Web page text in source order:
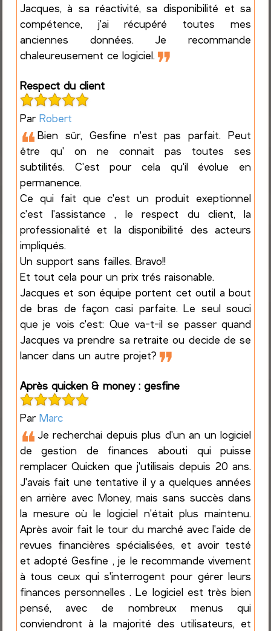
Jacques, à sa réactivité, sa disponibilité et sa
compétence, j'ai récupéré toutes mes
anciennes données. Je recommande
chaleureusement ce logiciel. ❞
Respect du client
Par Robert
❝Bien sûr, Gesfine n'est pas parfait. Peut
être qu' on ne connait pas toutes ses
subtilités. C'est pour cela qu'il évolue en
permanence.
Ce qui fait que c'est un produit exeptionnel
c'est l'assistance , le respect du client, la
professionalité et la disponibilité des acteurs
impliqués.
Un support sans failles. Bravo!!
Et tout cela pour un prix trés raisonable.
Jacques et son équipe portent cet outil a bout
de bras de façon casi parfaite. Le seul souci
que je vois c'est: Que va-t-il se passer quand
Jacques va prendre sa retraite ou decide de se
lancer dans un autre projet? ❞
Après quicken & money : gesfine
Par Marc
❝ Je recherchai depuis plus d'un an un logiciel
de gestion de finances abouti qui puisse
remplacer Quicken que j'utilisais depuis 20 ans.
J'avais fait une tentative il y a quelques années
en arrière avec Money, mais sans succès dans
la mesure où le logiciel n'était plus maintenu.
Après avoir fait le tour du marché avec l'aide de
revues financières spécialisées, et avoir testé
et adopté Gesfine , je le recommande vivement
à tous ceux qui s'interrogent pour gérer leurs
finances personnelles . Le logiciel est très bien
pensé, avec de nombreux menus qui
conviendront à la majorité des utilisateurs, et